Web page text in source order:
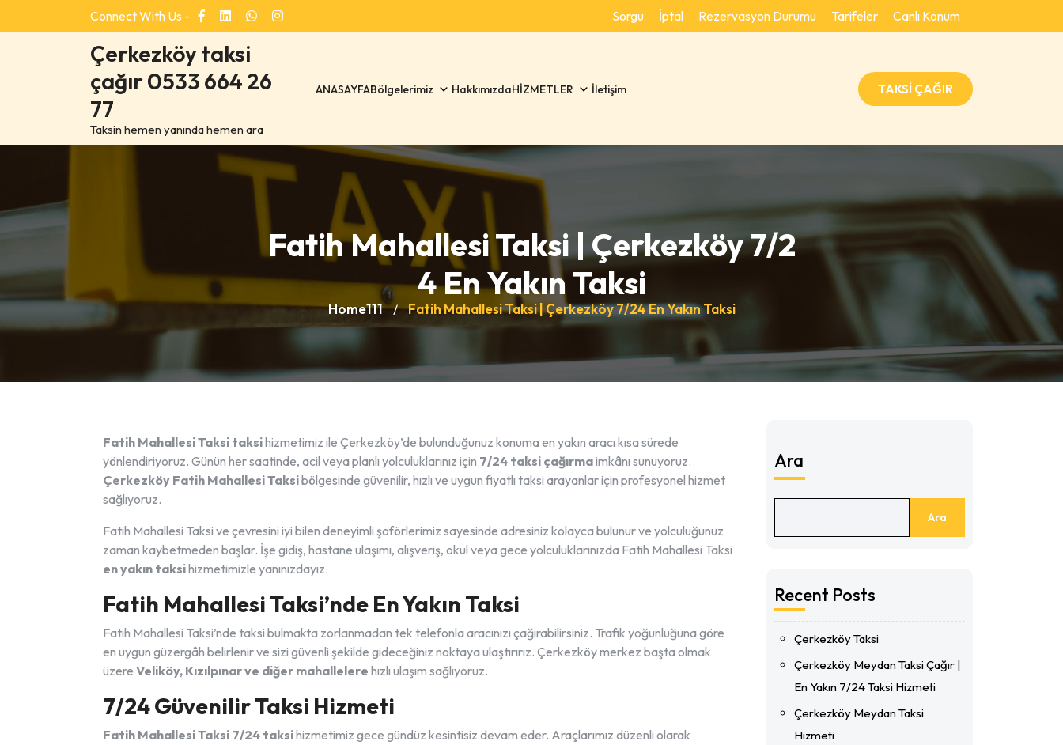
to
Connect With Us - Sorgu İptal Rezervasyon Durumu Tarifeler Canlı Konum
Çerkezköy taksi
çağır 0533 664 26
77
Taksin hemen yanında hemen ara
ANASAYFABölgelerimiz HakkımızdaHİZMETLER İletişim TAKSİ ÇAĞIR
Fatih Mahallesi Taksi | Çerkezköy 7/2
4 En Yakın Taksi
Home111 / Fatih Mahallesi Taksi | Çerkezköy 7/24 En Yakın Taksi
Fatih Mahallesi Taksi taksihizmetimiz ile Çerkezköy’de bulunduğunuz konuma en yakın aracı kısa sürede
yönlendiriyoruz. Günün her saatinde, acil veya planlı yolculuklarınız için 7/24 taksi çağırmaimkânı sunuyoruz.
Çerkezköy Fatih Mahallesi Taksibölgesinde güvenilir, hızlı ve uygun fiyatlı taksi arayanlar için profesyonel hizmet
sağlıyoruz.
Fatih Mahallesi Taksi ve çevresini iyi bilen deneyimli şoförlerimiz sayesinde adresiniz kolayca bulunur ve yolculuğunuz
zaman kaybetmeden başlar. İşe gidiş, hastane ulaşımı, alışveriş, okul veya gece yolculuklarınızda Fatih Mahallesi Taksi
en yakın taksihizmetimizle yanınızdayız.
Fatih Mahallesi Taksi’nde En Yakın Taksi
Fatih Mahallesi Taksi’nde taksi bulmakta zorlanmadan tek telefonla aracınızı çağırabilirsiniz. Trafik yoğunluğuna göre
en uygun güzergâh belirlenir ve sizi güvenli şekilde gideceğiniz noktaya ulaştırırız. Çerkezköy merkez başta olmak
üzere Veliköy, Kızılpınar ve diğer mahallelere hızlı ulaşım sağlıyoruz.
7/24 Güvenilir Taksi Hizmeti
Fatih Mahallesi Taksi 7/24 taksihizmetimiz gece gündüz kesintisiz devam eder. Araçlarımız düzenli olarak
Ara
Ara
Recent Posts
Çerkezköy Taksi
Çerkezköy Meydan Taksi Çağır |
En Yakın 7/24 Taksi Hizmeti
Çerkezköy Meydan Taksi
Hizmeti